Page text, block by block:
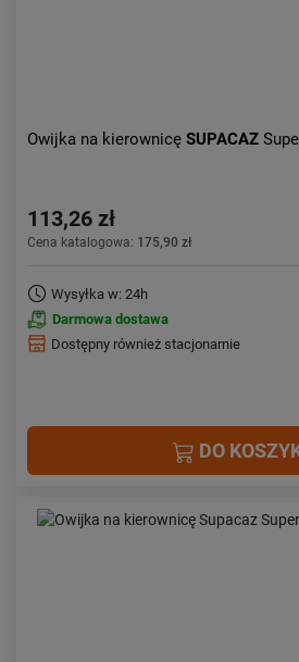
Owijka na kierownicę SUPACAZ
113,26 zł
Cena katalogowa: 175,90 zł
Wysyłka w: 24h
Darmowa dostawa
Dostępny również stacjonarnie
DO